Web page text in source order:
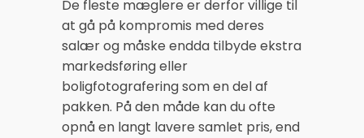
De fleste mæglere er derfor villige til
at gå på kompromis med deres
salær og måske endda tilbyde ekstra
markedsføring eller
boligfotografering som en del af
pakken. På den måde kan du ofte
opnå en langt lavere samlet pris, end